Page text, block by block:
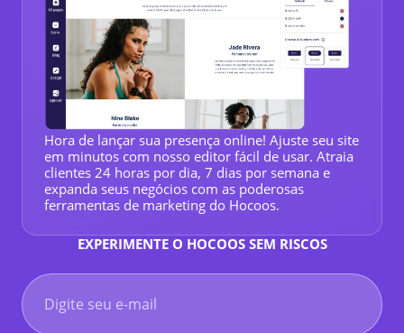
Hora de lançar sua presença online! Ajuste seu site
em minutos com nosso editor fácil de usar. Atraia
clientes 24 horas por dia, 7 dias por semana e
expanda seus negócios com as poderosas
ferramentas de marketing do Hocoos.
EXPERIMENTE O HOCOOS SEM RISCOS